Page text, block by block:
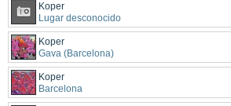
Koper
Lugar desconocido
Koper
Gava (Barcelona)
Koper
Barcelona